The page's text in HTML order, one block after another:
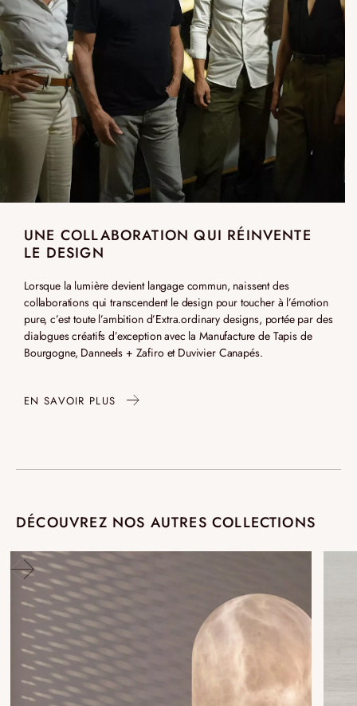
UNE COLLABORATION QUI RÉINVENTE
LE DESIGN
Lorsque la lumière devient langage commun, naissent des
collaborations qui transcendent le design pour toucher à l’émotion
pure, c’est toute l’ambition d’Extra.ordinary designs, portée par des
dialogues créatifs d’exception avec la Manufacture de Tapis de
Bourgogne, Danneels + Zafiro et Duvivier Canapés.
EN SAVOIR PLUS
DÉCOUVREZ NOS AUTRES COLLECTIONS